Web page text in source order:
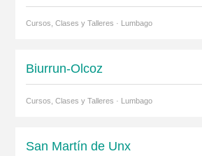
Cursos, Clases y Talleres · Lumbago
Biurrun-Olcoz
Cursos, Clases y Talleres · Lumbago
San Martín de Unx